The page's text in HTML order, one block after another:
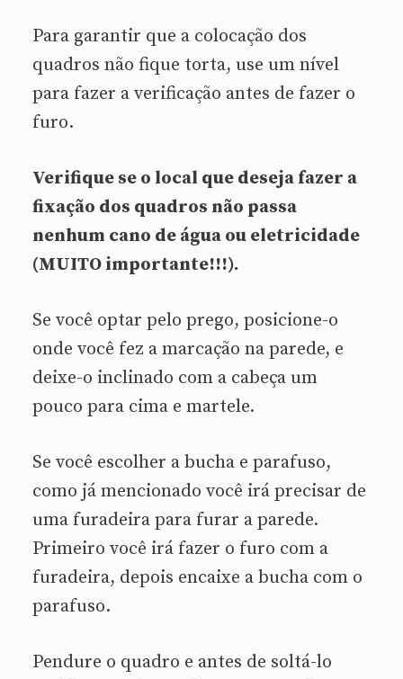
Para garantir que a colocação dos
quadros não fique torta, use um nível
para fazer a verificação antes de fazer o
furo.
Verifique se o local que deseja fazer a
fixação dos quadros não passa
nenhum cano de água ou eletricidade
(MUITO importante!!!).
Se você optar pelo prego, posicione-o
onde você fez a marcação na parede, e
deixe-o inclinado com a cabeça um
pouco para cima e martele.
Se você escolher a bucha e parafuso,
como já mencionado você irá precisar de
uma furadeira para furar a parede.
Primeiro você irá fazer o furo com a
furadeira, depois encaixe a bucha com o
parafuso.
Pendure o quadro e antes de soltá-lo